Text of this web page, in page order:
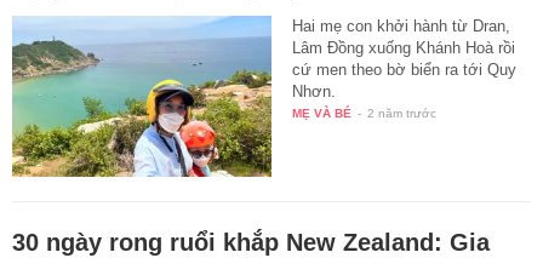
Hai mẹ con khởi hành từ Dran,
Lâm Đồng xuống Khánh Hoà rồi
cứ men theo bờ biển ra tới Quy
Nhơn.
MẸ VÀ BÉ - 2 năm trước
30 ngày rong ruổi khắp New Zealand: Gia